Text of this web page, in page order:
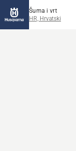
Šuma i vrt
HR, Hrvatski